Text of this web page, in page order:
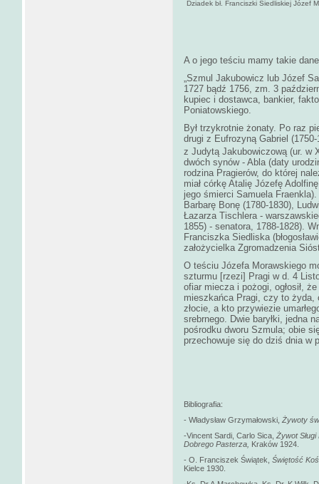
Dziadek bł. Franciszki Siedliskiej Józef
A o jego teściu mamy takie
„Szmul Jakubowicz lub Józef
1727 bądź 1756, zm. 3
kupiec i dostawca, bankier,
Poniatowskiego.
Był trzykrotnie żonaty. Po raz
drugi z Eufrozyną Gabriel
z Judytą Jakubowiczową (ur. w
dwóch synów - Abla (daty
rodzina Pragierów, do której
miał córkę Atalię Józefę
jego śmierci Samuela
Barbarę Bonę (1780-1830),
Łazarza Tischlera -
1855) - senatora, 1788-1828).
Franciszka Siedliska
założycielka Zgromadzenia
O teściu Józefa Morawskiego
szturmu [rzezi] Pragi w d. 4
ofiar miecza i pożogi, ogłosił,
mieszkańca Pragi, czy to żyda,
złocie, a kto przywiezie
srebrnego. Dwie baryłki, jedna
pośrodku dworu Szmula; obie
przechowuje się do dziś dnia w
Bibliografia:
- Władysław Grzymałowski, Żywoty
-Vincent Sardi, Carlo Sica, Żywot
Dobrego Pasterza Kraków 1924.
- O. Franciszek Świątek, Świętość
Kielce 1930.